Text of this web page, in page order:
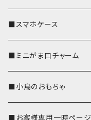
■スマホケース
■ミニがま口チャーム
■小鳥のおもちゃ
■お客様専用一時ページ